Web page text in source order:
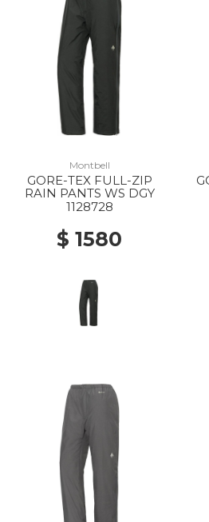
Montbell
GORE-TEX FULL-ZIP
RAIN PANTS WS DGY
1128728
$ 1580